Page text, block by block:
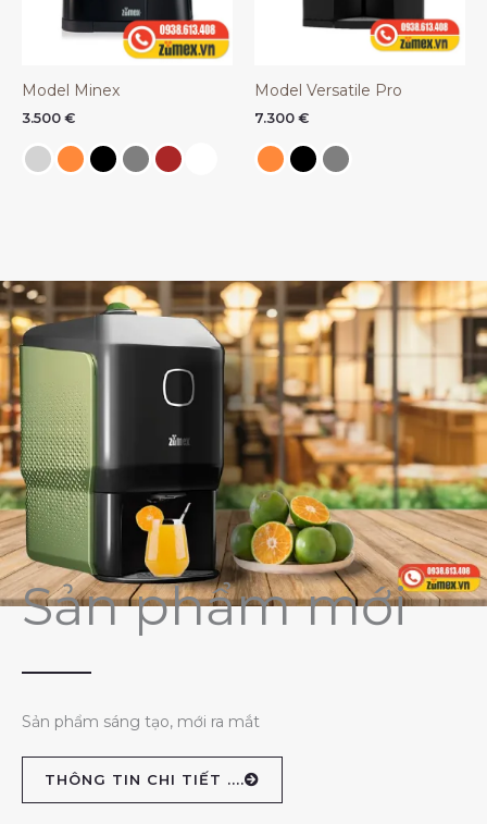
Model Minex
3.500 €
Model Versatile Pro
7.300 €
Sản phẩm mới
Sản phẩm sáng tạo, mới ra mắt
THÔNG TIN CHI TIẾT ....